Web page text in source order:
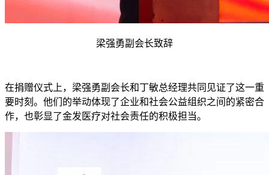
梁强勇副会长致辞
在捐赠仪式上，梁强勇副会长和丁敏总经理共同见证了这一重
要时刻。他们的举动体现了企业和社会公益组织之间的紧密合
作，也彰显了金发医疗对社会责任的积极担当。